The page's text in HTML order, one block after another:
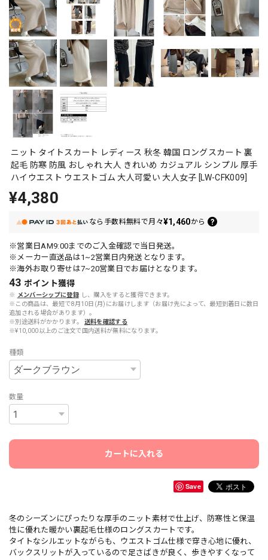
ニット タイトスカート レディース 秋冬 韓国 ロングスカート 裏
起毛 防寒 防風 おしゃれ 大人 きれいめ カジュアル シンプル 厚手
ハイウエスト ウエストゴム 大人可愛い 大人女子 [LW-CFK009]
¥4,380
なら 手数料無料で月々¥1,460から
※営業日AM9:00までのご入金確認で当日発送。
※メーカー直送品は1~2営業日内発送となります。
※海外お取り寄せは7~20営業日でお届けとなります。
43 ポイント獲得
※ メンバーシップに登録 し、購入をすると獲得できます。
※この商品は、最短で8月10日(月)にお届けします（お届け先によって、最短到着日に数日
追加される場合があります）。
※別途送料がかかります。
送料を確認する
※¥10,000以上のご注文で国内送料が無料になります。
種類
数量
カートに入れる
Save
冬のシーズンにぴったりな厚手のニット素材で仕上げ、防寒性と保温
性に優れた暖かい裏起毛仕様のロングスカートです。
タイトなシルエットながらも、ウエストゴム仕様で穿き心地に優れ、
バックスリットが入っているので足さばきが良く、歩きやすくなって